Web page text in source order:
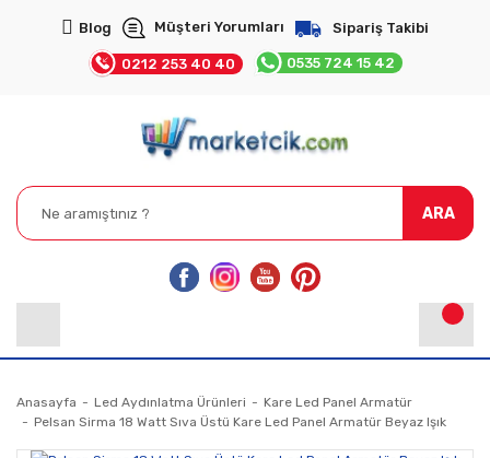
Blog Müşteri Yorumları Sipariş Takibi
0212 253 40 40 0535 724 15 42
ARA
Anasayfa Led Aydınlatma Ürünleri
Kare Led Panel Armatür
Pelsan Sirma 18 Watt Sıva Üstü Kare Led Panel Armatür Beyaz Işık